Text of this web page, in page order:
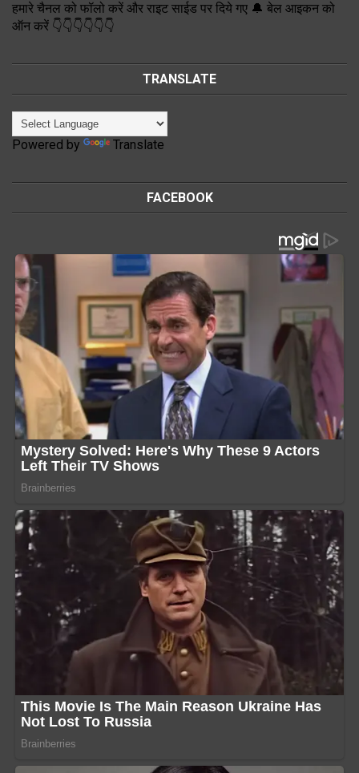
हमारे चैनल को फॉलो करें और राइट साईड पर दिये गए 🔔 बेल आइकन को
ऑन करें 👇👇👇👇👇👇
TRANSLATE
Powered by Translate
FACEBOOK